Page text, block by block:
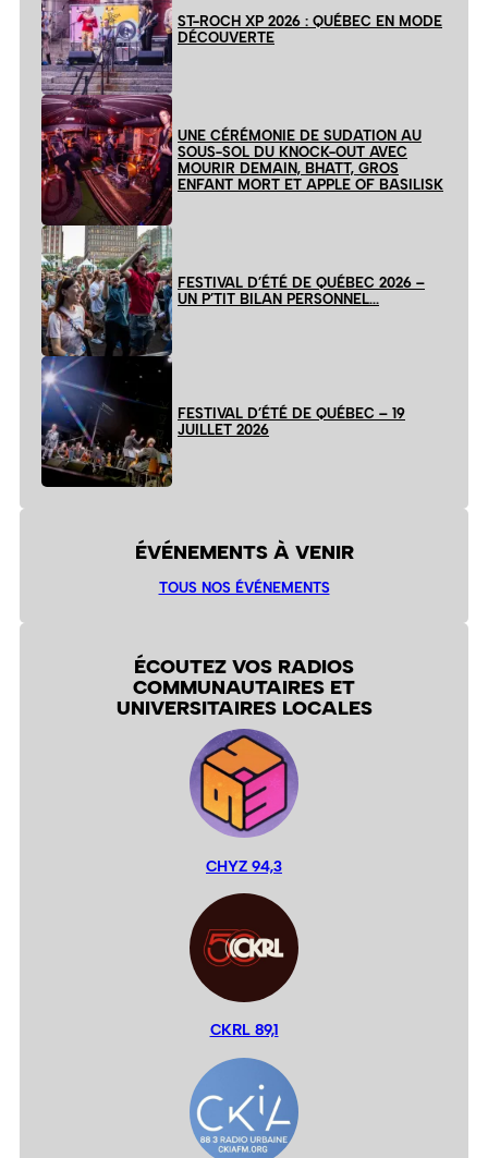
ST-ROCH XP 2026 : QUÉBEC EN MODE
DÉCOUVERTE
UNE CÉRÉMONIE DE SUDATION AU
SOUS-SOL DU KNOCK-OUT AVEC
MOURIR DEMAIN, BHATT, GROS
ENFANT MORT ET APPLE OF BASILISK
FESTIVAL D’ÉTÉ DE QUÉBEC 2026 –
UN P’TIT BILAN PERSONNEL…
FESTIVAL D’ÉTÉ DE QUÉBEC – 19
JUILLET 2026
ÉVÉNEMENTS À VENIR
TOUS NOS ÉVÉNEMENTS
ÉCOUTEZ VOS RADIOS
COMMUNAUTAIRES ET
UNIVERSITAIRES LOCALES
CHYZ 94,3
CKRL 89,1